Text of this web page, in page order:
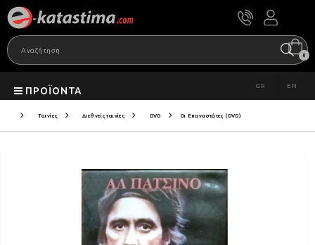
0
ΠΡΟΪΌΝΤΑ GR EN
Ταινίες Διεθνείς ταινίες DVD Οι Επαναστάτες (DVD)